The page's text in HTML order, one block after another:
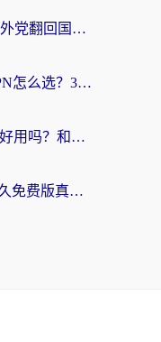
ExpressVPN中国能用吗？海外党翻回国内的加速器选择指南（附番茄加速器实测）
海外党必看：便宜好用的VPN怎么选？3步解决回国访问难题+Steam改区技巧
海外党实测：ChickCN VPN好用吗？和OurPlay VPN对比哪个回国效果更好？附避坑指南
海外党必看：应用加速器永久免费版真的靠谱吗？教你选对回国加速器无缝刷国内资源